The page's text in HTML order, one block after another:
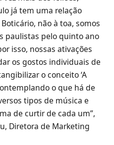
já tem uma relação
não à toa, somos
paulistas pelo quinto ano
isso, nossas ativações
os gostos individuais de
o conceito ‘A
o que há de
tipos de música e
de curtir de cada um”,
Diretora de Marketing